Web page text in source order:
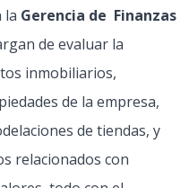
la Gerencia de Finanzas
de evaluar la
inmobiliarios,
de la empresa,
de tiendas, y
relacionados con